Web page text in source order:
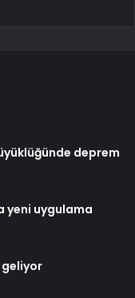
deprem
yeni uygulama
geliyor